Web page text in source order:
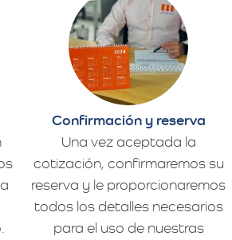
Confirmación y reserva
Una vez aceptada la
cotización, confirmaremos su
reserva y le proporcionaremos
todos los detalles necesarios
para el uso de nuestras